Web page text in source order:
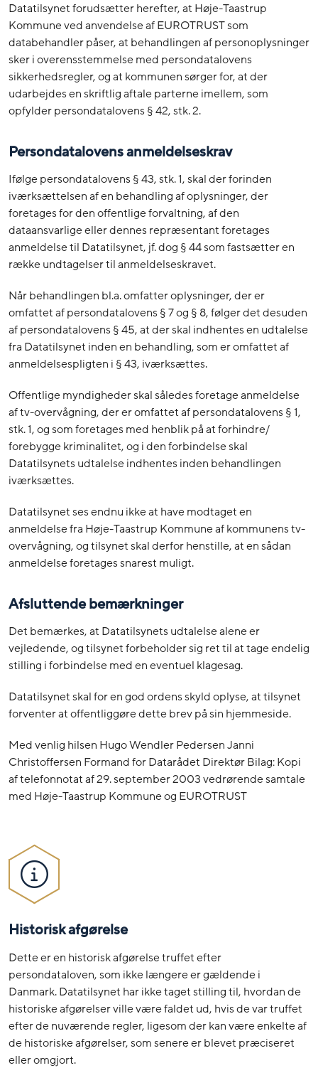
Datatilsynet forudsætter herefter, at Høje-Taastrup
Kommune ved anvendelse af EUROTRUST som
databehandler påser, at behandlingen af personoplysninger
sker i overensstemmelse med persondatalovens
sikkerhedsregler, og at kommunen sørger for, at der
udarbejdes en skriftlig aftale parterne imellem, som
opfylder persondatalovens § 42, stk. 2.
Persondatalovens anmeldelseskrav
Ifølge persondatalovens § 43, stk. 1, skal der forinden
iværksættelsen af en behandling af oplysninger, der
foretages for den offentlige forvaltning, af den
dataansvarlige eller dennes repræsentant foretages
anmeldelse til Datatilsynet, jf. dog § 44 som fastsætter en
række undtagelser til anmeldelseskravet.
Når behandlingen bl.a. omfatter oplysninger, der er
omfattet af persondatalovens § 7 og § 8, følger det desuden
af persondatalovens § 45, at der skal indhentes en udtalelse
fra Datatilsynet inden en behandling, som er omfattet af
anmeldelsespligten i § 43, iværksættes.
Offentlige myndigheder skal således foretage anmeldelse
af tv-overvågning, der er omfattet af persondatalovens § 1,
stk. 1, og som foretages med henblik på at forhindre/
forebygge kriminalitet, og i den forbindelse skal
Datatilsynets udtalelse indhentes inden behandlingen
iværksættes.
Datatilsynet ses endnu ikke at have modtaget en
anmeldelse fra Høje-Taastrup Kommune af kommunens tv-
overvågning, og tilsynet skal derfor henstille, at en sådan
anmeldelse foretages snarest muligt.
Afsluttende bemærkninger
Det bemærkes, at Datatilsynets udtalelse alene er
vejledende, og tilsynet forbeholder sig ret til at tage endelig
stilling i forbindelse med en eventuel klagesag.
Datatilsynet skal for en god ordens skyld oplyse, at tilsynet
forventer at offentliggøre dette brev på sin hjemmeside.
Med venlig hilsen Hugo Wendler Pedersen Janni
Christoffersen Formand for Datarådet Direktør Bilag: Kopi
af telefonnotat af 29. september 2003 vedrørende samtale
med Høje-Taastrup Kommune og EUROTRUST
Historisk afgørelse
Dette er en historisk afgørelse truffet efter
persondataloven, som ikke længere er gældende i
Danmark. Datatilsynet har ikke taget stilling til, hvordan de
historiske afgørelser ville være faldet ud, hvis de var truffet
efter de nuværende regler, ligesom der kan være enkelte af
de historiske afgørelser, som senere er blevet præciseret
eller omgjort.